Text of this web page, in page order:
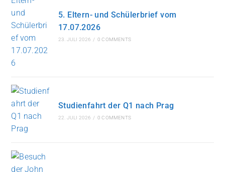
5. Eltern- und Schülerbrief vom
17.07.2026
23. JULI 2026 / 0 COMMENTS
Studienfahrt der Q1 nach Prag
22. JULI 2026 / 0 COMMENTS